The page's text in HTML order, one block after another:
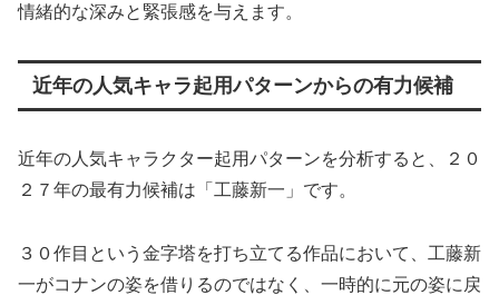
情緒的な深みと緊張感を与えます。
近年の人気キャラ起用パターンからの有力候補
近年の人気キャラクター起用パターンを分析すると、２０
２７年の最有力候補は「工藤新一」です。
３０作目という金字塔を打ち立てる作品において、工藤新
一がコナンの姿を借りるのではなく、一時的に元の姿に戻